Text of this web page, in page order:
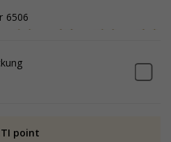
6506
point